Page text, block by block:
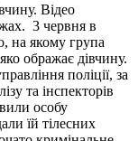
Відео
3 червня в
на якому група
ображає дівчину.
поліції, за
та інспекторів
особу
їй тілесних